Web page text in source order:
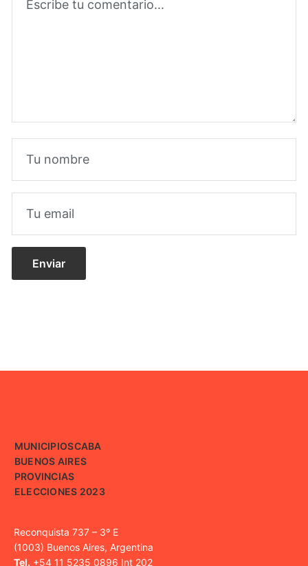
MUNICIPIOSCABA
BUENOS AIRES
PROVINCIAS
ELECCIONES 2023
Reconquista 737 – 3º E
(1003) Buenos Aires, Argentina
Tel. +54 11 5235 0896 Int 202